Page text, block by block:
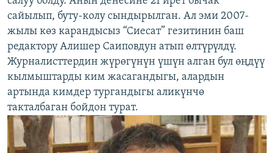
сайылып, буту-колу сындырылган. Ал эми 2007-
жылы көз карандысыз “Сиесат” гезитинин баш
редактору Алишер Саиповдун атып өлтүрүлдү.
Журналисттердин жүрөгүнүн үшүн алган бул өңдүү
кылмыштарды ким жасагандыгы, алардын
артында кимдер тургандыгы аликүнчө
такталбаган бойдон турат.